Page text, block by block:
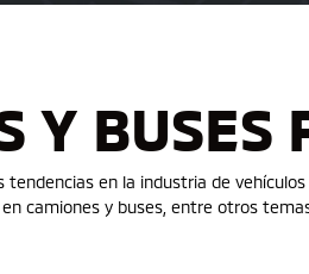
Y BUSES
en la industria de
camiones y buses, entre otros